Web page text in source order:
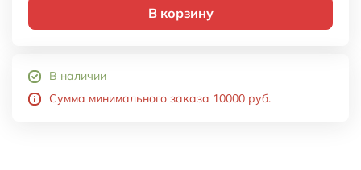
В корзину
В наличии
Сумма минимального заказа 10000 руб.